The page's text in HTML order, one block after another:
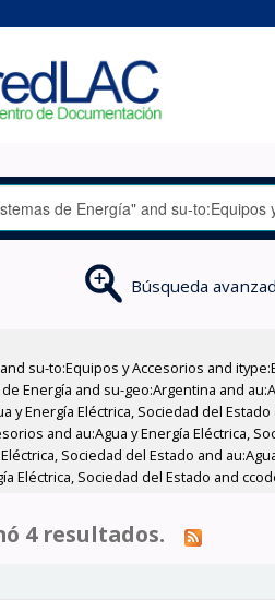
Búsqueda
su-to:Equipos y Accesorios and
Energía and su-geo:Argentina and
Energía Eléctrica, Sociedad del
and au:Agua y Energía Eléctrica,
Sociedad del Estado and
Eléctrica, Sociedad del Estado and
4 resultados.